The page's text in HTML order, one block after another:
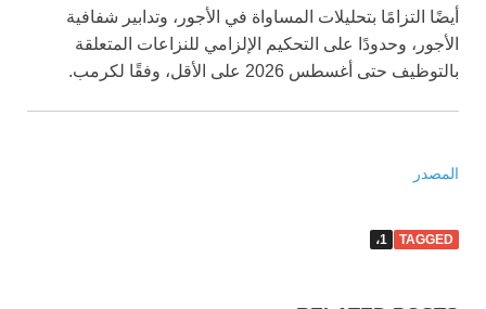
أيضًا التزامًا بتحليلات المساواة في الأجور، وتدابير شفافية
الأجور، وحدودًا على التحكيم الإلزامي للنزاعات المتعلقة
بالتوظيف حتى أغسطس 2026 على الأقل، وفقًا لكرمب.
المصدر
TAGGED 1،